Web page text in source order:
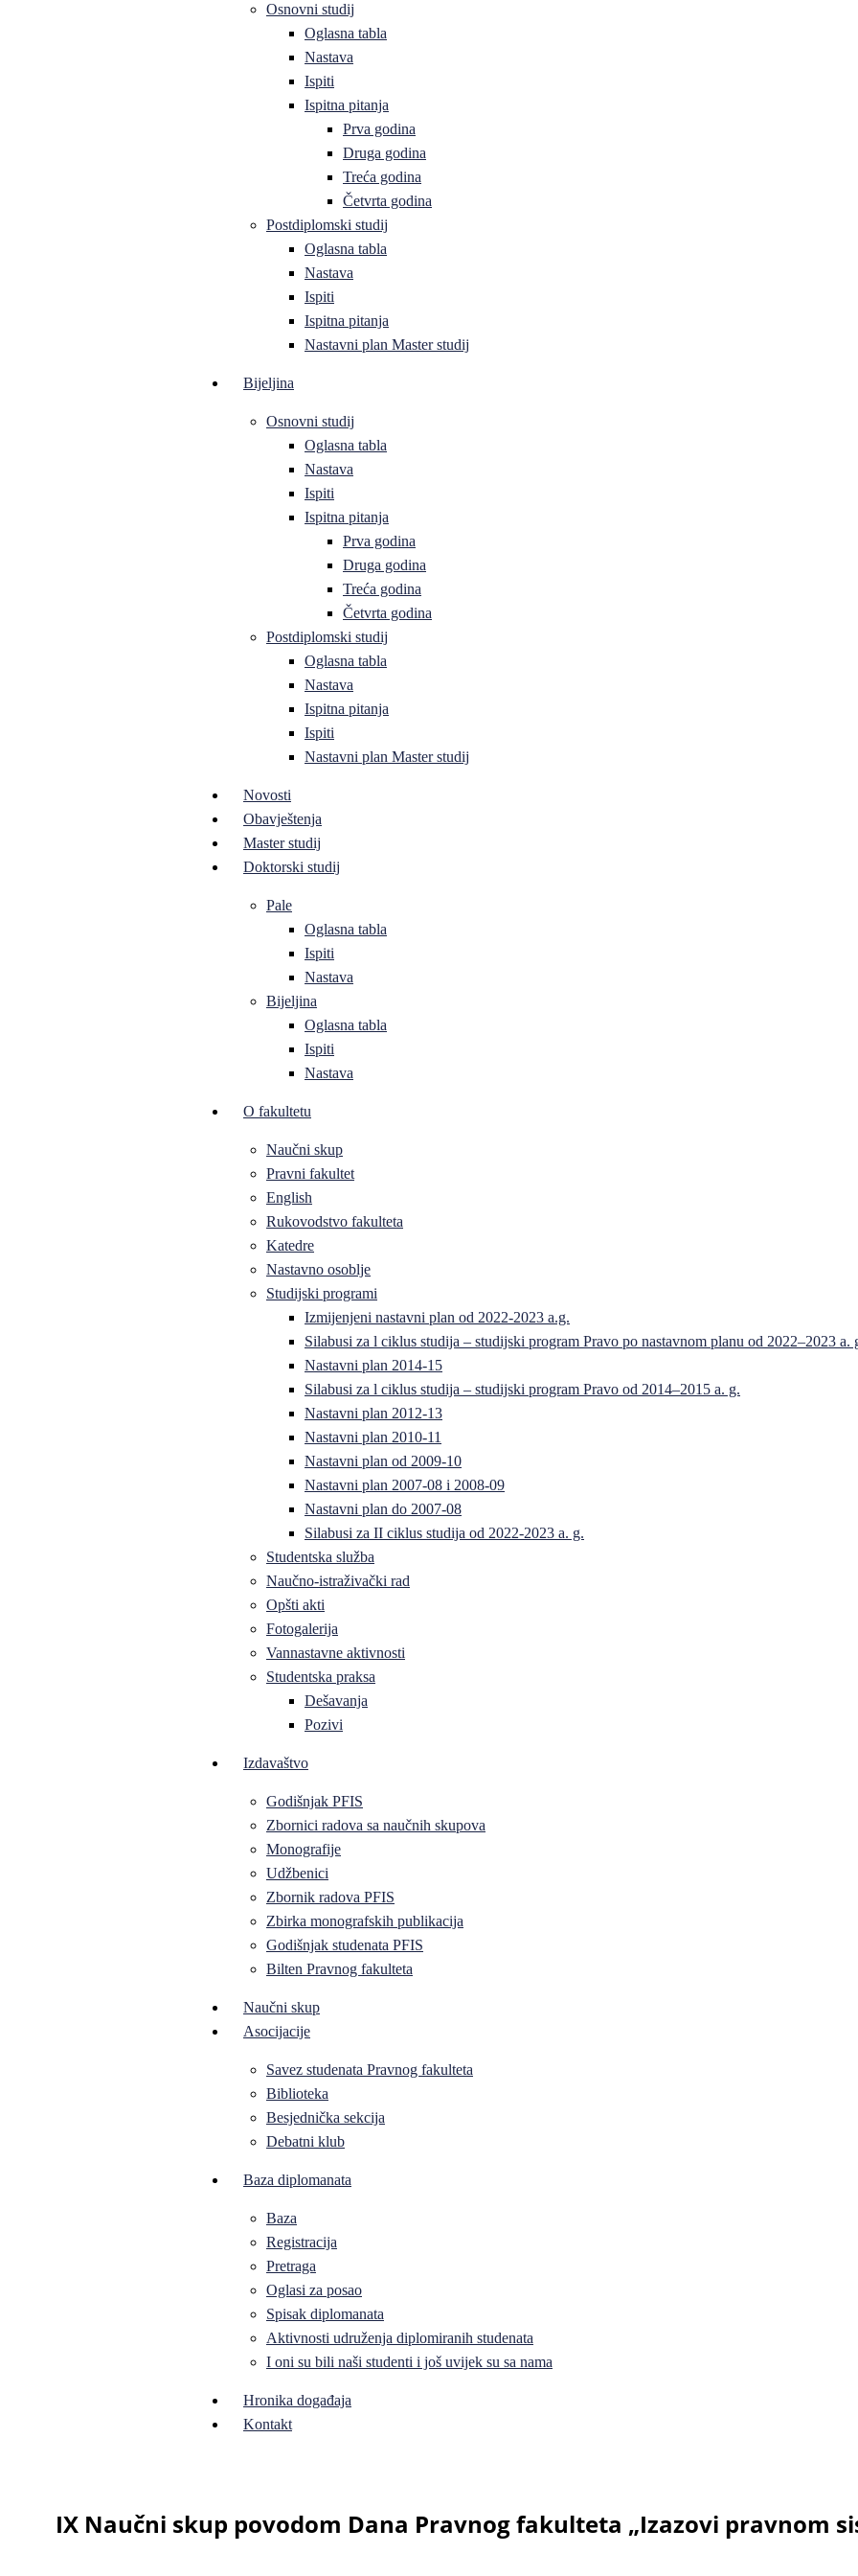
Osnovni studij
Oglasna tabla
Nastava
Ispiti
Ispitna pitanja
Prva godina
Druga godina
Treća godina
Četvrta godina
Postdiplomski studij
Oglasna tabla
Nastava
Ispiti
Ispitna pitanja
Nastavni plan Master studij
Bijeljina
Osnovni studij
Oglasna tabla
Nastava
Ispiti
Ispitna pitanja
Prva godina
Druga godina
Treća godina
Četvrta godina
Postdiplomski studij
Oglasna tabla
Nastava
Ispitna pitanja
Ispiti
Nastavni plan Master studij
Novosti
Obavještenja
Master studij
Doktorski studij
Pale
Oglasna tabla
Ispiti
Nastava
Bijeljina
Oglasna tabla
Ispiti
Nastava
O fakultetu
Naučni skup
Pravni fakultet
English
Rukovodstvo fakulteta
Katedre
Nastavno osoblje
Studijski programi
Izmijenjeni nastavni plan od 2022-2023 a.g.
Silabusi za l ciklus studija – studijski program Pravo po nastavnom planu od 2022–2023 a.
Nastavni plan 2014-15
Silabusi za l ciklus studija – studijski program Pravo od 2014–2015 a. g.
Nastavni plan 2012-13
Nastavni plan 2010-11
Nastavni plan od 2009-10
Nastavni plan 2007-08 i 2008-09
Nastavni plan do 2007-08
Silabusi za II ciklus studija od 2022-2023 a. g.
Studentska služba
Naučno-istraživački rad
Opšti akti
Fotogalerija
Vannastavne aktivnosti
Studentska praksa
Dešavanja
Pozivi
Izdavaštvo
Godišnjak PFIS
Zbornici radova sa naučnih skupova
Monografije
Udžbenici
Zbornik radova PFIS
Zbirka monografskih publikacija
Godišnjak studenata PFIS
Bilten Pravnog fakulteta
Naučni skup
Asocijacije
Savez studenata Pravnog fakulteta
Biblioteka
Besjednička sekcija
Debatni klub
Baza diplomanata
Baza
Registracija
Pretraga
Oglasi za posao
Spisak diplomanata
Aktivnosti udruženja diplomiranih studenata
I oni su bili naši studenti i još uvijek su sa nama
Hronika događaja
Kontakt
IX Naučni skup povodom Dana Pravnog fakulteta „Izazovi pravnom